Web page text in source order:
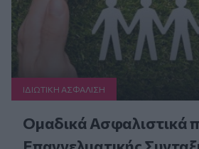
ΙΔΙΩΤΙΚΗ ΑΣΦAΛΙΣΗ
Ομαδικά Ασφαλιστικά